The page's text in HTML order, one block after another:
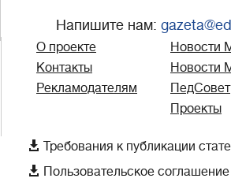
Напишите нам:
О проекте
Контакты
Рекламодателям
Новости
Новости
ПедСовет
Проекты
 Требования к публикации
 Пользовательское соглашение